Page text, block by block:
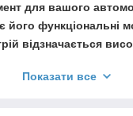
для вашого
його функціональні
відзначається
безпеку використання.
Показати все